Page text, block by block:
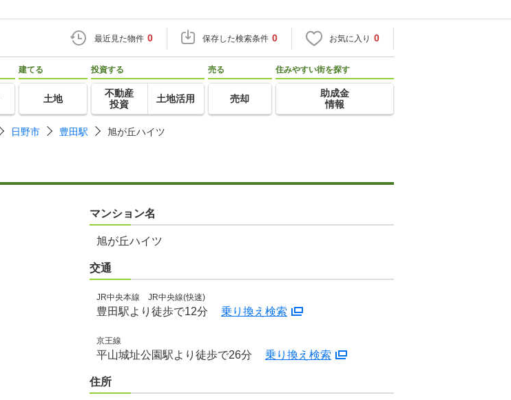
最近見た物件 0 保存した検索条件 0 お気に入り 0
建てる
土地
投資する
不動産
投資
土地活用
売る
売却
住みやすい街を探す
助成金
情報
日野市 豊田駅 旭が丘ハイツ
マンション名
旭が丘ハイツ
交通
JR中央本線 JR中央線(快速)
豊田駅より徒歩で12分 乗り換え検索
京王線
平山城址公園駅より徒歩で26分 乗り換え検索
住所